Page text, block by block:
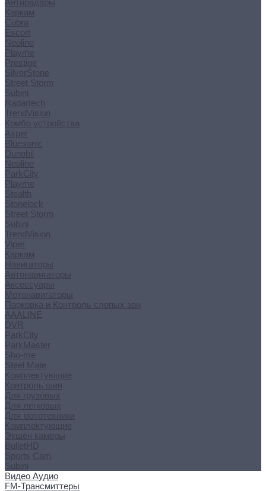
Каркам
Cobra
Escort
Neoline
Playme
Prestige
SilverStone
Street Storm
Subini
Radartech
TrendVision
Комбо устройства
Axper
Bluesonic
Dunobil
Neoline
ParkCity
Playme
Stealth
Stonelock
Street Storm
Subini
TrendVision
Viper
Каркам
Навигаторы
Автонавигаторы
Аксессуары
Мотонавигаторы
Парковка и Контроль слепых зон
AAALINE
DVR
ParkCity
ParkMaster
Sho-me
Steel Mate
Комплектующие
Контроль шин
Для грузовых
Для легковых
Для мототехники
Комплектующие
Экшен камеры
BulletHD
Sports Cam
Subini
Видео Аудио
FM-Трансмиттеры